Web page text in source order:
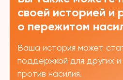
своей историей и
о пережитом
Ваша история может
поддержкой для других
против насилия.